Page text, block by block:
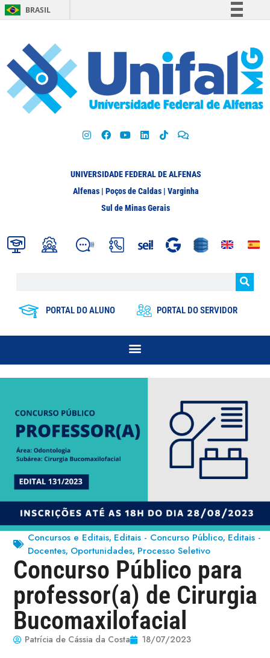
BRASIL
Participe
Acesso à informação
Legislação
UNIVERSIDADE FEDERAL DE ALFENAS
Alfenas | Poços de Caldas | Varginha
Sul de Minas Gerais
PORTAL DO ALUNO PORTAL DO SERVIDOR
Concursos e Editais, Editais - Concurso Público, Editais -
Docentes, Oportunidades, Processo Seletivo
Concurso Público para
professor(a) de Cirurgia
Bucomaxilofacial
Patrícia de Cássia da Costa 18/07/2023